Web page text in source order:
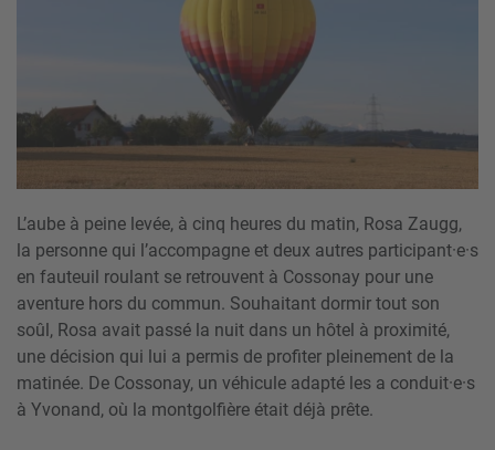
L’aube à peine levée, à cinq heures du matin, Rosa Zaugg,
la personne qui l’accompagne et deux autres participant·e·s
en fauteuil roulant se retrouvent à Cossonay pour une
aventure hors du commun. Souhaitant dormir tout son
soûl, Rosa avait passé la nuit dans un hôtel à proximité,
une décision qui lui a permis de profiter pleinement de la
matinée. De Cossonay, un véhicule adapté les a conduit·e·s
à Yvonand, où la montgolfière était déjà prête.